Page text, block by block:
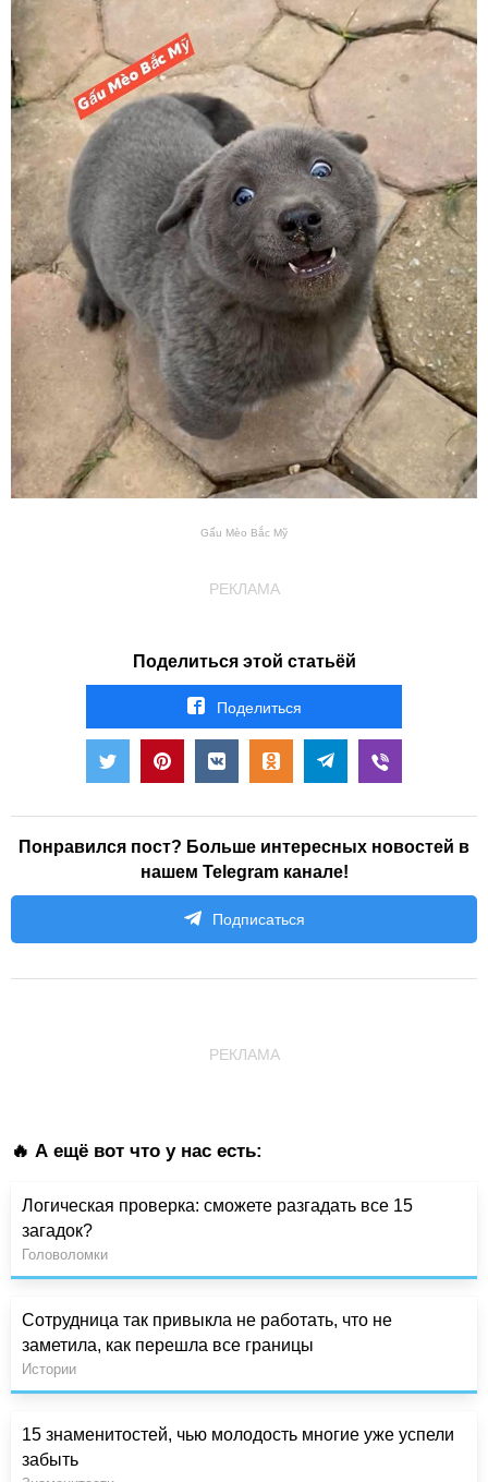
Gấu Mèo Bắc Mỹ
РЕКЛАМА
Поделиться этой статьёй
Поделиться
Понравился пост? Больше интересных новостей в
нашем Telegram канале!
Подписаться
РЕКЛАМА
🔥 А ещё вот что у нас есть:
Логическая проверка: сможете разгадать все 15
загадок?
Головоломки
Сотрудница так привыкла не работать, что не
заметила, как перешла все границы
Истории
15 знаменитостей, чью молодость многие уже успели
забыть